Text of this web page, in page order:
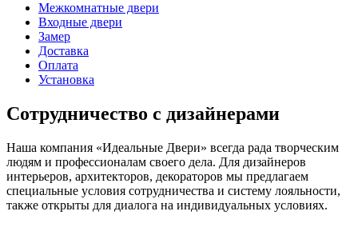
Межкомнатные двери
Входные двери
Замер
Доставка
Оплата
Установка
Сотрудничество с дизайнерами
Наша компания «Идеальные Двери» всегда рада творческим
людям и профессионалам своего дела. Для дизайнеров
интерьеров, архитекторов, декораторов мы предлагаем
специальные условия сотрудничества и систему лояльности,
также открыты для диалога на индивидуальных условиях.